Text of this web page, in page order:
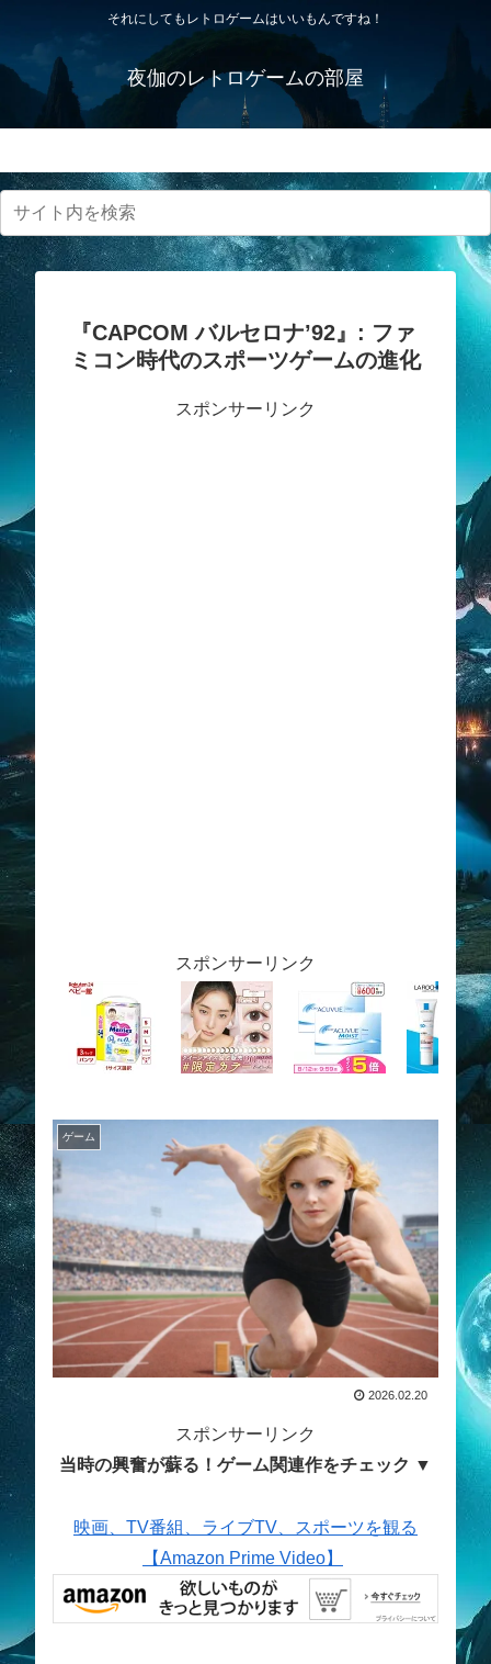
それにしてもレトロゲームはいいもんですね！
夜伽のレトロゲームの部屋
『CAPCOM バルセロナ’92』: ファ
ミコン時代のスポーツゲームの進化
スポンサーリンク
スポンサーリンク
ゲーム
2026.02.20
スポンサーリンク
当時の興奮が蘇る！ゲーム関連作をチェック ▼
映画、TV番組、ライブTV、スポーツを観る
【Amazon Prime Video】